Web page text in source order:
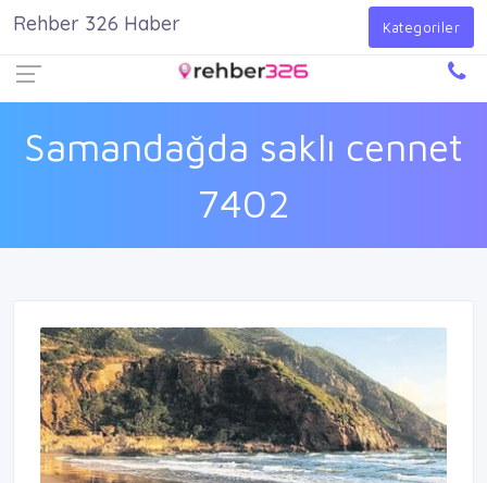
Giriş Yap
Samandağda saklı cennet
7402
Rehber 326 Haber Kategoriler